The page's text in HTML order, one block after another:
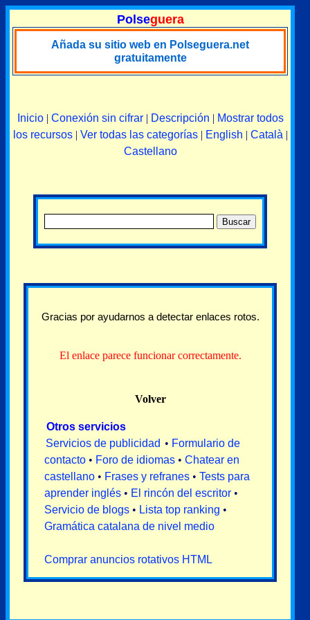
Polseguera
Añada su sitio web en Polseguera.net
gratuitamente
Inicio| Conexión sin cifrar| Descripción | Mostrar todos
los recursos| Ver todas las categorías| English | Català |
Castellano
Gracias por ayudarnos a detectar enlaces rotos.
El enlace parece funcionar correctamente.
Volver
Otros servicios
Servicios de publicidad • Formulario de
contacto • Foro de idiomas • Chatear en
castellano • Frases y refranes • Tests para
aprender inglés • El rincón del escritor •
Servicio de blogs • Lista top ranking •
Gramática catalana de nivel medio
Comprar anuncios rotativos HTML